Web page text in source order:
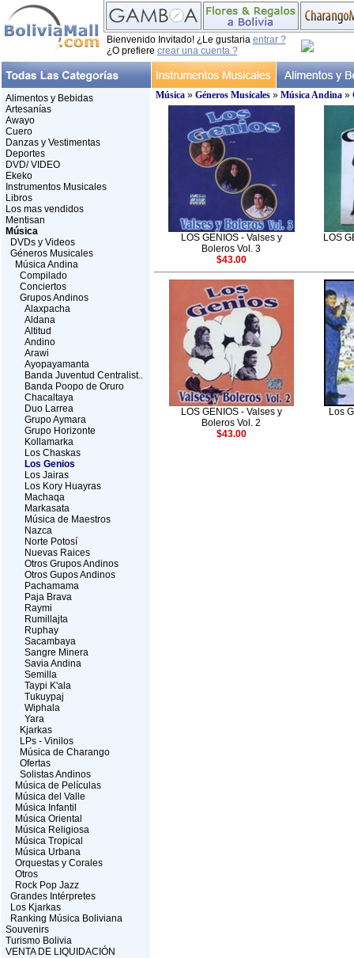
Bienvenido Invitado! ¿Le gustaria entrar ?
¿O prefiere crear una cuenta ?
Alimentos y Bebidas
Artesanías
Awayo
Cuero
Danzas y Vestimentas
Deportes
DVD/ VIDEO
Ekeko
Instrumentos Musicales
Libros
Los mas vendidos
Mentisan
Música
DVDs y Videos
Géneros Musicales
Música Andina
Compilado
Conciertos
Grupos Andinos
Alaxpacha
Aldana
Altitud
Andino
Arawi
Ayopayamanta
Banda Juventud Centralist..
Banda Poopo de Oruro
Chacaltaya
Duo Larrea
Grupo Aymara
Grupo Horizonte
Kollamarka
Los Chaskas
Los Genios
Los Jairas
Los Kory Huayras
Machaqa
Markasata
Música de Maestros
Nazca
Norte Potosí
Nuevas Raices
Otros Grupos Andinos
Otros Gupos Andinos
Pachamama
Paja Brava
Raymi
Rumillajta
Ruphay
Sacambaya
Sangre Minera
Savia Andina
Semilla
Taypi K'ala
Tukuypaj
Wiphala
Yara
Kjarkas
LPs - Vinilos
Música de Charango
Ofertas
Solistas Andinos
Música de Películas
Música del Valle
Música Infantil
Música Oriental
Música Religiosa
Música Tropical
Música Urbana
Orquestas y Corales
Otros
Rock Pop Jazz
Grandes Intérpretes
Los Kjarkas
Ranking Música Boliviana
Souvenirs
Turismo Bolivia
VENTA DE LIQUIDACIÓN
Música» Géneros Musicales» Música Andina»
LOS GENIOS - Valses y
Boleros Vol. 3
LOS
$43.00
LOS GENIOS - Valses y
Boleros Vol. 2
Los
$43.00